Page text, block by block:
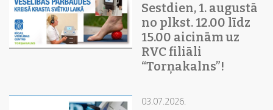
Sestdien, 1. augustā
no plkst. 12.00 līdz
15.00 aicinām uz
RVC filiāli
“Torņakalns”!
03.07.2026.